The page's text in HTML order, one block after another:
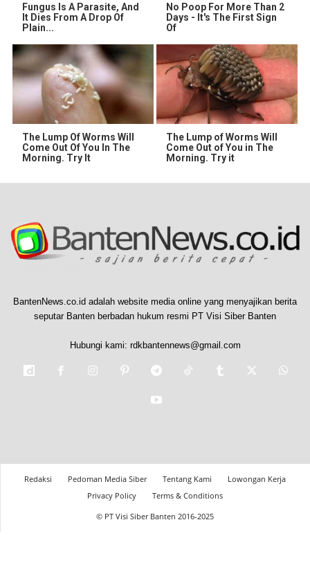
Fungus Is A Parasite, And
It Dies From A Drop Of
Plain...
No Poop For More Than 2
Days - It's The First Sign
Of
The Lump Of Worms Will
Come Out Of You In The
Morning. Try It
The Lump of Worms Will
Come Out of You in The
Morning. Try it
BantenNews.co.id adalah website media online yang menyajikan berita
seputar Banten berbadan hukum resmi PT Visi Siber Banten
Hubungi kami: rdkbantennews@gmail.com
Redaksi Pedoman Media Siber Tentang Kami
Lowongan Kerja
Privacy Policy
Terms & Conditions
© PT Visi Siber Banten 2016-2025